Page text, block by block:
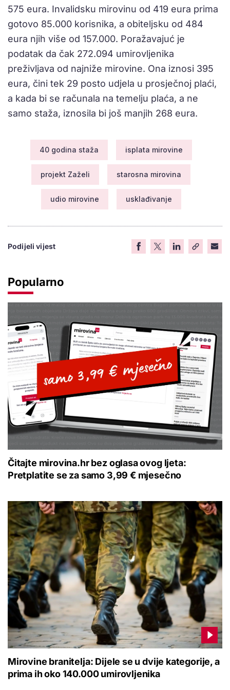
575 eura. Invalidsku mirovinu od 419 eura prima
gotovo 85.000 korisnika, a obiteljsku od 484
eura njih više od 157.000. Poražavajuć je
podatak da čak 272.094 umirovljenika
preživljava od najniže mirovine. Ona iznosi 395
eura, čini tek 29 posto udjela u prosječnoj plaći,
a kada bi se računala na temelju plaća, a ne
samo staža, iznosila bi još manjih 268 eura.
40 godina staža isplata mirovine
projekt Zaželi starosna mirovina
udio mirovine usklađivanje
Podijeli vijest
Popularno
Čitajte mirovina.hr bez oglasa ovog ljeta:
Pretplatite se za samo 3,99 € mjesečno
Mirovine branitelja: Dijele se u dvije kategorije, a
prima ih oko 140.000 umirovljenika